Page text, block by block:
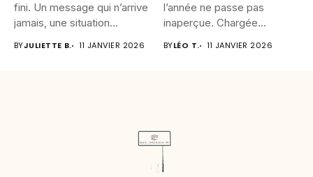
fini. Un message qui n’arrive
jamais, une situation...
BYJULIETTE B. 11 JANVIER 2026
l’année ne passe pas
inaperçue. Chargée
d’intensité,...
BYLÉO T. 11 JANVIER 2026